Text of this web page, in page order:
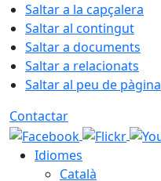
Saltar a la capçalera
Saltar al contingut
Saltar a documents
Saltar a relacionats
Saltar al peu de pàgina
Contactar
Idiomes
Català